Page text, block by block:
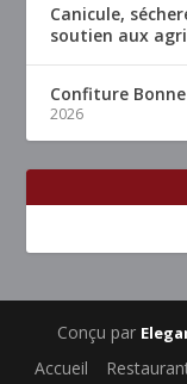
Canicule,
soutien aux
Confiture
2026
Conçu par
Accueil